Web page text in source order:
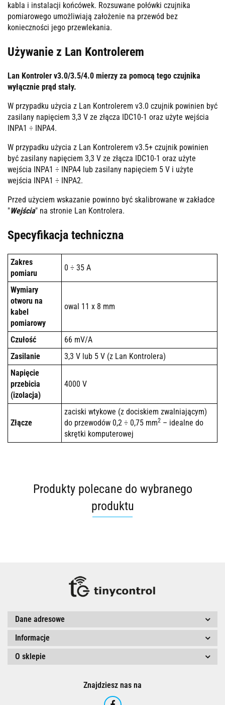
kabla i instalacji końcówek. Rozsuwane połówki czujnika
pomiarowego umożliwiają założenie na przewód bez
konieczności jego przewlekania.
Używanie z Lan Kontrolerem
Lan Kontroler v3.0/3.5/4.0 mierzy za pomocą tego czujnika
wyłącznie prąd stały.
W przypadku użycia z Lan Kontrolerem v3.0 czujnik powinien być
zasilany napięciem 3,3 V ze złącza IDC10-1 oraz użyte wejścia
INPA1 ÷ INPA4.
W przypadku użycia z Lan Kontrolerem v3.5+ czujnik powinien
być zasilany napięciem 3,3 V ze złącza IDC10-1 oraz użyte
wejścia INPA1 ÷ INPA4 lub zasilany napięciem 5 V i użyte
wejścia INPA1 ÷ INPA2.
Przed użyciem wskazanie powinno być skalibrowane w zakładce
"Wejścia" na stronie Lan Kontrolera.
Specyfikacja techniczna
Zakres
pomiaru
0 ÷ 35 A
Wymiary
otworu na
kabel
pomiarowy
owal 11 x 8 mm
Czułość
66 mV/A
Zasilanie
3,3 V lub 5 V (z Lan Kontrolera)
Napięcie
przebicia
(izolacja)
4000 V
Złącze
zaciski wtykowe (z dociskiem zwalniającym)
do przewodów 0,2 ÷ 0,75 mm2 – idealne do
skrętki komputerowej
Produkty polecane do wybranego
produktu
Dane adresowe
Informacje
O sklepie
Znajdziesz nas na